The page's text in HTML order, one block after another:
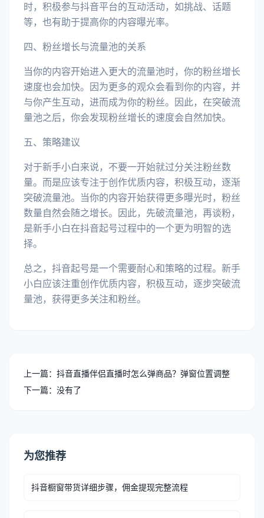
时，积极参与抖音平台的互动活动，如挑战、话题
等，也有助于提高你的内容曝光率。
四、粉丝增长与流量池的关系
当你的内容开始进入更大的流量池时，你的粉丝增长
速度也会加快。因为更多的观众会看到你的内容，并
与你产生互动，进而成为你的粉丝。因此，在突破流
量池之后，你会发现粉丝增长的速度会自然加快。
五、策略建议
对于新手小白来说，不要一开始就过分关注粉丝数
量。而是应该专注于创作优质内容，积极互动，逐渐
突破流量池。当你的内容开始获得更多曝光时，粉丝
数量自然会随之增长。因此，先破流量池，再谈粉，
是新手小白在抖音起号过程中的一个更为明智的选
择。
总之，抖音起号是一个需要耐心和策略的过程。新手
小白应该注重创作优质内容，积极互动，逐步突破流
量池，获得更多关注和粉丝。
上一篇：抖音直播伴侣直播时怎么弹商品？弹窗位置调整
下一篇：没有了
为您推荐
抖音橱窗带货详细步骤，佣金提现完整流程